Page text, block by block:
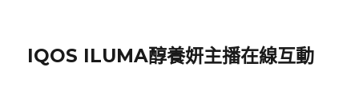
IQOS ILUMA醇養妍主播在線互動